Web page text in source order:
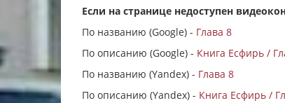
Если на странице недоступен
По названию (Google) - Глава 8
По описанию (Google) - Книга Есфирь /
По названию (Yandex) - Глава 8
По описанию (Yandex) - Книга Есфирь /